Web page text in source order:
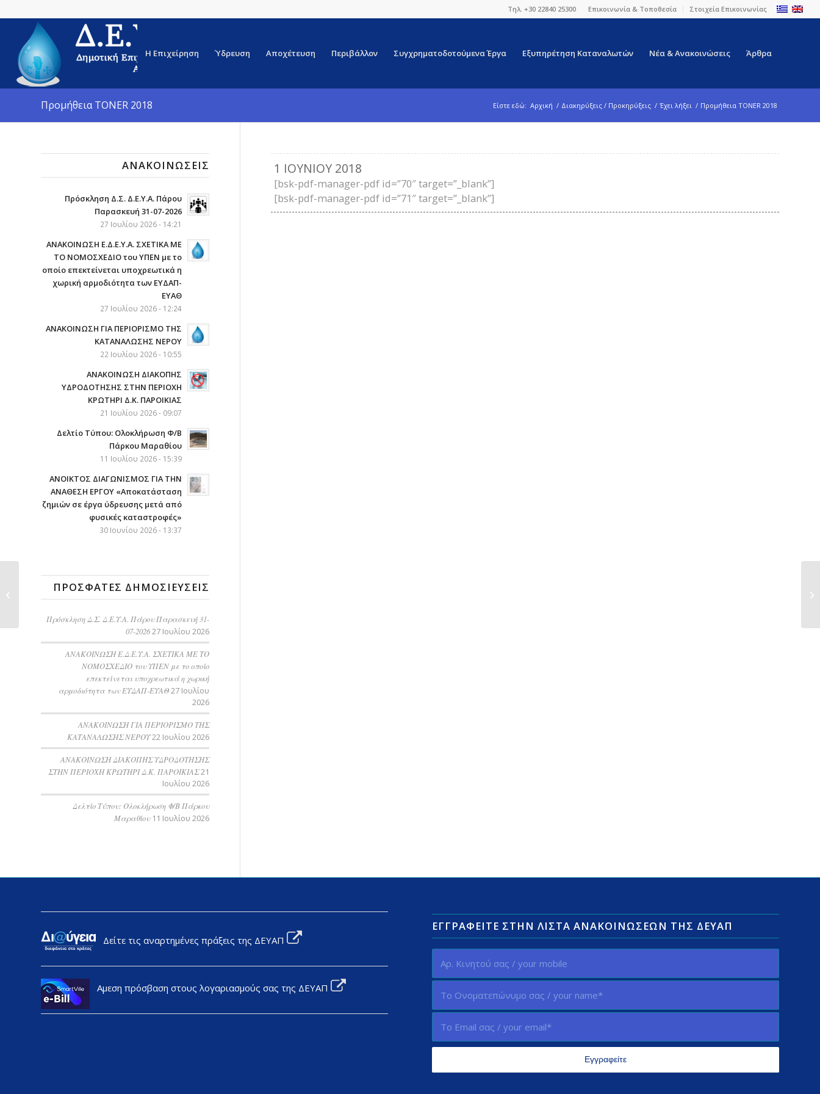
Επικοινωνία & Τοποθεσία Στοιχεία Επικοινωνίας
Τηλ. +30 22840 25300
Η Επιχείρηση Ύδρευση Αποχέτευση Περιβάλλον Συγχρηματοδοτούμενα Έργα Εξυπηρέτηση Καταναλωτών Νέα & Ανακοινώσεις Άρθρα
Προμήθεια TONER 2018 Είστε εδώ: Αρχική / Διακηρύξεις / Προκηρύξεις / Έχει λήξει / Προμήθεια TONER 2018
1 ΙΟΥΝΊΟΥ 2018
[bsk-pdf-manager-pdf id=”70″ target=”_blank”]
[bsk-pdf-manager-pdf id=”71″ target=”_blank”]
ΑΝΑΚΟΙΝΏΣΕΙΣ
Πρόσκληση Δ.Σ. Δ.Ε.Υ.Α. Πάρου
Παρασκευή 31-07-2026
27 Ιουλίου 2026 - 14:21
ΑΝΑΚΟΙΝΩΣΗ Ε.Δ.Ε.Υ.Α. ΣΧΕΤΙΚΑ ΜΕ
ΤΟ ΝΟΜΟΣΧΕΔΙΟ του ΥΠΕΝ με το
οποίο επεκτείνεται υποχρεωτικά η
χωρική αρμοδιότητα των ΕΥΔΑΠ-
ΕΥΑΘ
27 Ιουλίου 2026 - 12:24
ΑΝΑΚΟΙΝΩΣΗ ΓΙΑ ΠΕΡΙΟΡΙΣΜΟ ΤΗΣ
ΚΑΤΑΝΑΛΩΣΗΣ ΝΕΡΟΥ
22 Ιουλίου 2026 - 10:55
AΝΑΚΟΙΝΩΣΗ ΔΙΑΚΟΠΗΣ
ΥΔΡΟΔΟΤΗΣΗΣ ΣΤΗΝ ΠΕΡΙΟΧΗ
ΚΡΩΤΗΡΙ Δ.Κ. ΠΑΡΟΙΚΙΑΣ
21 Ιουλίου 2026 - 09:07
Δελτίο Τύπου: Ολοκλήρωση Φ/Β
Πάρκου Μαραθίου
11 Ιουλίου 2026 - 15:39
ΑΝΟΙΚΤΟΣ ΔΙΑΓΩΝΙΣΜΟΣ ΓΙΑ ΤΗΝ
ΑΝΑΘΕΣΗ ΕΡΓΟΥ «Αποκατάσταση
ζημιών σε έργα ύδρευσης μετά από
φυσικές καταστροφές»
30 Ιουνίου 2026 - 13:37
ΠΡΌΣΦΑΤΕΣ ΔΗΜΟΣΙΕΎΣΕΙΣ
Πρόσκληση Δ.Σ. Δ.Ε.Υ.Α. Πάρου Παρασκευή 31-
07-202627 Ιουλίου 2026
ΑΝΑΚΟΙΝΩΣΗ Ε.Δ.Ε.Υ.Α. ΣΧΕΤΙΚΑ ΜΕ ΤΟ
ΝΟΜΟΣΧΕΔΙΟ του ΥΠΕΝ με το οποίο
επεκτείνεται υποχρεωτικά η χωρική
αρμοδιότητα των ΕΥΔΑΠ-ΕΥΑΘ27 Ιουλίου
2026
ΑΝΑΚΟΙΝΩΣΗ ΓΙΑ ΠΕΡΙΟΡΙΣΜΟ ΤΗΣ
ΚΑΤΑΝΑΛΩΣΗΣ ΝΕΡΟΥ22 Ιουλίου 2026
AΝΑΚΟΙΝΩΣΗ ΔΙΑΚΟΠΗΣ ΥΔΡΟΔΟΤΗΣΗΣ
ΣΤΗΝ ΠΕΡΙΟΧΗ ΚΡΩΤΗΡΙ Δ.Κ. ΠΑΡΟΙΚΙΑΣ21
Ιουλίου 2026
Δελτίο Τύπου: Ολοκλήρωση Φ/Β Πάρκου
Μαραθίου 11 Ιουλίου 2026
Δείτε τις αναρτημένες πράξεις της ΔΕΥΑΠ
Αμεση πρόσβαση στους λογαριασμούς σας της ΔΕΥΑΠ
ΕΓΓΡΑΦΕΊΤΕ ΣΤΗΝ ΛΊΣΤΑ ΑΝΑΚΟΙΝΏΣΕΩΝ ΤΗΣ ΔΕΥΑΠ
ΠΡΟΜΗΘΕΙΑ
ΕΞΟΠΛΙΣΜΟΥ
ΑΥΤΟΜΑΤΙΣΜΟΥ ΚΑΙ
ΤΗΛΕΜΕΤΡΙΑΣ...